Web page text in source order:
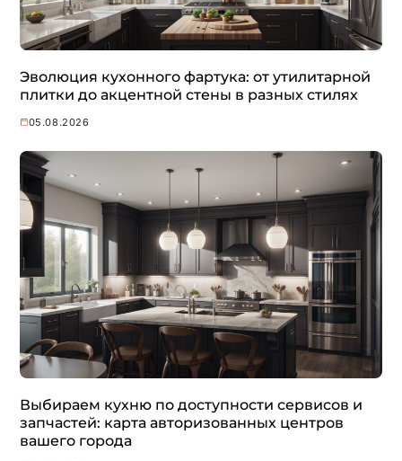
Эволюция кухонного фартука: от утилитарной
плитки до акцентной стены в разных стилях
05.08.2026
Выбираем кухню по доступности сервисов и
запчастей: карта авторизованных центров
вашего города